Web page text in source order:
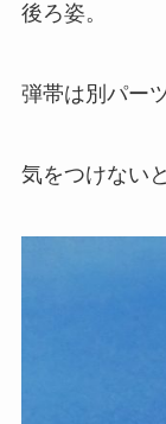
後ろ姿。
弾帯は別パーツ
気をつけない